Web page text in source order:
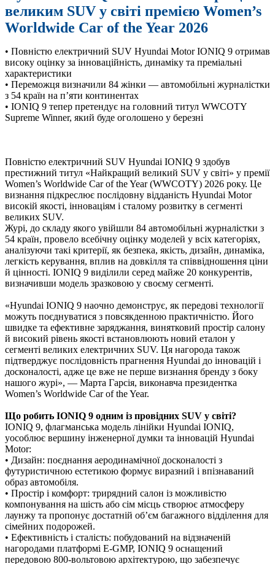
великим SUV у світі премією Women’s
Worldwide Car of the Year 2026
• Повністю електричний SUV Hyundai Motor IONIQ 9 отримав
високу оцінку за інноваційність, динаміку та преміальні
характеристики
• Переможця визначили 84 жінки — автомобільні журналістки
з 54 країн на п’яти континентах
• IONIQ 9 тепер претендує на головний титул WWCOTY
Supreme Winner, який буде оголошено у березні
Повністю електричний SUV Hyundai IONIQ 9 здобув
престижний титул «Найкращий великий SUV у світі» у премії
Women’s Worldwide Car of the Year (WWCOTY) 2026 року. Це
визнання підкреслює послідовну відданість Hyundai Motor
високій якості, інноваціям і сталому розвитку в сегменті
великих SUV.
Журі, до складу якого увійшли 84 автомобільні журналістки з
54 країн, провело всебічну оцінку моделей у всіх категоріях,
аналізуючи такі критерії, як безпека, якість, дизайн, динаміка,
легкість керування, вплив на довкілля та співвідношення ціни
й цінності. IONIQ 9 виділили серед майже 20 конкурентів,
визначивши модель зразковою у своєму сегменті.
«Hyundai IONIQ 9 наочно демонструє, як передові технології
можуть поєднуватися з повсякденною практичністю. Його
швидке та ефективне заряджання, винятковий простір салону
й високий рівень якості встановлюють новий еталон у
сегменті великих електричних SUV. Ця нагорода також
підтверджує послідовність прагнення Hyundai до інновацій і
досконалості, адже це вже не перше визнання бренду з боку
нашого журі», — Марта Гарсія, виконавча президентка
Women’s Worldwide Car of the Year.
Що робить IONIQ 9 одним із провідних SUV у світі?
IONIQ 9, флагманська модель лінійки Hyundai IONIQ,
уособлює вершину інженерної думки та інновацій Hyundai
Motor:
• Дизайн: поєднання аеродинамічної досконалості з
футуристичною естетикою формує виразний і впізнаваний
образ автомобіля.
• Простір і комфорт: трирядний салон із можливістю
компонування на шість або сім місць створює атмосферу
лаунжу та пропонує достатній об’єм багажного відділення для
сімейних подорожей.
• Ефективність і сталість: побудований на відзначеній
нагородами платформі E-GMP, IONIQ 9 оснащений
передовою 800-вольтовою архітектурою, що забезпечує